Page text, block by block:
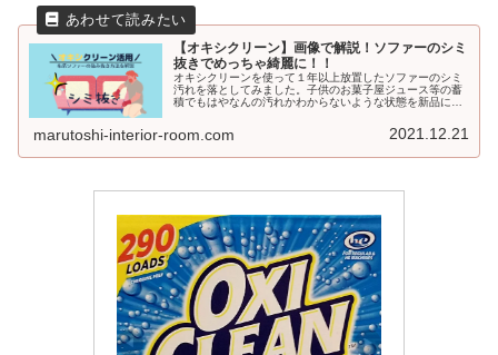
【オキシクリーン】画像で解説！ソファーのシミ
抜きでめっちゃ綺麗に！！
オキシクリーンを使って１年以上放置したソファーのシミ
汚れを落としてみました。子供のお菓子屋ジュース等の蓄
積でもはやなんの汚れかわからないような状態を新品に近
marutoshi-interior-room.com 2021.12.21